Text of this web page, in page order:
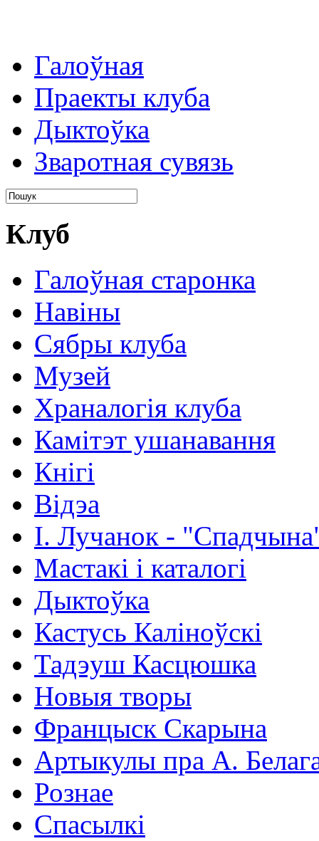
Галоўная
Праекты клуба
Дыктоўка
Зваротная сувязь
Клуб
Галоўная старонка
Навіны
Сябры клуба
Музей
Храналогія клуба
Камітэт ушанавання
Кнігі
Відэа
І. Лучанок -
Мастакі i каталогi
Дыктоўка
Кастусь Каліноўскі
Тадэуш Касцюшка
Новыя творы
Францыск Скарына
Артыкулы пра А.
Рознае
Спасылкі